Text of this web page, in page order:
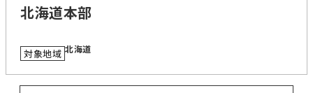
北海道本部
対象地域 北海道